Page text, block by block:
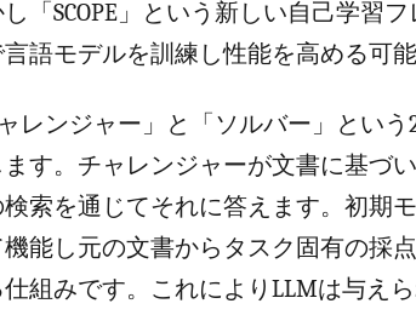
「SCOPE」という新しい自己学習
語モデルを訓練し性能を高める可
ャレンジャー」と「ソルバー」とい
す。チャレンジャーが文書に基づ
索を通じてそれに答えます。初期
能し元の文書からタスク固有の採
組みです。これによりLLMは与え